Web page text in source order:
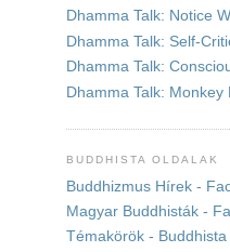
Dhamma Talk: Notice
Dhamma Talk: Self-
Dhamma Talk:
Dhamma Talk:
BUDDHISTA OLDALAK
Buddhizmus Hírek -
Magyar Buddhisták -
Témakörök - Buddhista